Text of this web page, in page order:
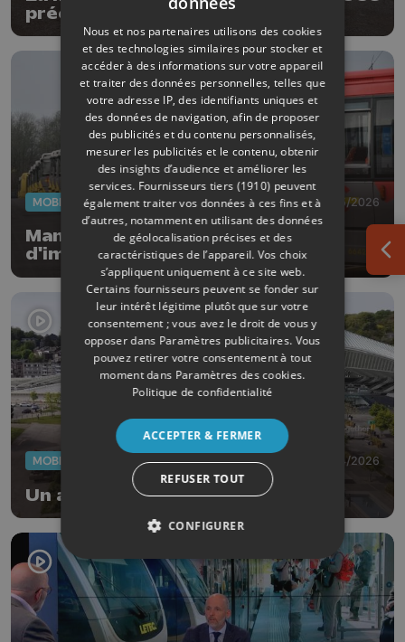
précise
MOBILITÉ 12/05/2026
Manifestation nationale : peu
d'impact sur le réseau LeTEC
MOBILITÉ 30/04/2026
Un an de tram: et maintenant?
Nous et nos partenaires utilisons des cookies
et des technologies similaires pour stocker et
accéder à des informations sur votre appareil
et traiter des données personnelles, telles que
votre adresse IP, des identifiants uniques et
des données de navigation, afin de proposer
des publicités et du contenu personnalisés,
mesurer les publicités et le contenu, obtenir
des insights d’audience et améliorer les
services. Fournisseurs tiers (1910) peuvent
également traiter vos données à ces fins et à
d’autres, notamment en utilisant des données
de géolocalisation précises et des
caractéristiques de l’appareil. Vos choix
s’appliquent uniquement à ce site web.
Certains fournisseurs peuvent se fonder sur
leur intérêt légitime plutôt que sur votre
consentement ; vous avez le droit de vous y
opposer dans Paramètres publicitaires. Vous
pouvez retirer votre consentement à tout
moment dans Paramètres des cookies.
Politique de confidentialité
ACCEPTER & FERMER
REFUSER TOUT
CONFIGURER